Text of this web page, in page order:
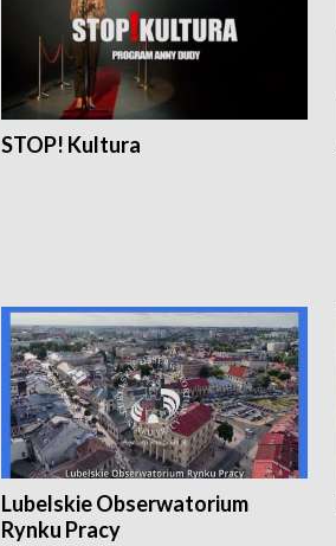
STOP! Kultura
Lubelskie Obserwatorium
Rynku Pracy